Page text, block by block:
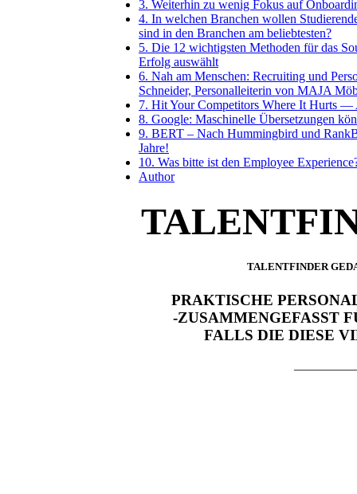
3. Weiterhin zu wenig Fokus auf
4. In welchen Branchen wollen
sind in den Branchen am beliebtesten?
5. Die 12 wichtigsten Methoden für das
Erfolg auswählt
6. Nah am Menschen: Recruiting und
Schneider, Personalleiterin von MAJA
7. Hit Your Competitors Where It Hurts
8. Google: Maschinelle Übersetzungen
9. BERT – Nach Hummingbird und
Jahre!
10. Was bitte ist den Employee
Author
TALENTFINDER
PRAKTISCHE
-ZUSAMMENGEFASST
FALLS DIE DIESE